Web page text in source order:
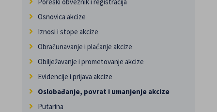
Osnovica akcize
Iznosi i stope akcize
Obračunavanje i plaćanje akcize
Obilježavanje i prometovanje akcize
Evidencije i prijava akcize
Oslobađanje, povrat i umanjenje akcize
Putarina